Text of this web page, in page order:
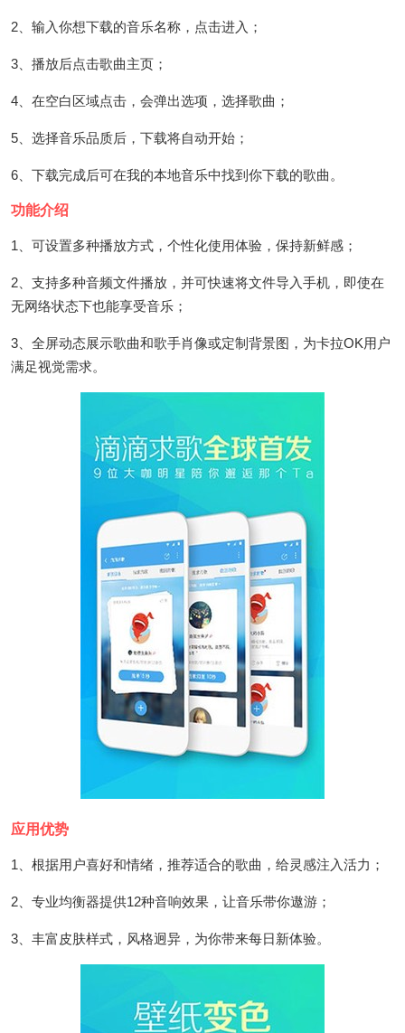
2、输入你想下载的音乐名称，点击进入；
3、播放后点击歌曲主页；
4、在空白区域点击，会弹出选项，选择歌曲；
5、选择音乐品质后，下载将自动开始；
6、下载完成后可在我的本地音乐中找到你下载的歌曲。
功能介绍
1、可设置多种播放方式，个性化使用体验，保持新鲜感；
2、支持多种音频文件播放，并可快速将文件导入手机，即使在
无网络状态下也能享受音乐；
3、全屏动态展示歌曲和歌手肖像或定制背景图，为卡拉OK用户
满足视觉需求。
应用优势
1、根据用户喜好和情绪，推荐适合的歌曲，给灵感注入活力；
2、专业均衡器提供12种音响效果，让音乐带你遨游；
3、丰富皮肤样式，风格迥异，为你带来每日新体验。